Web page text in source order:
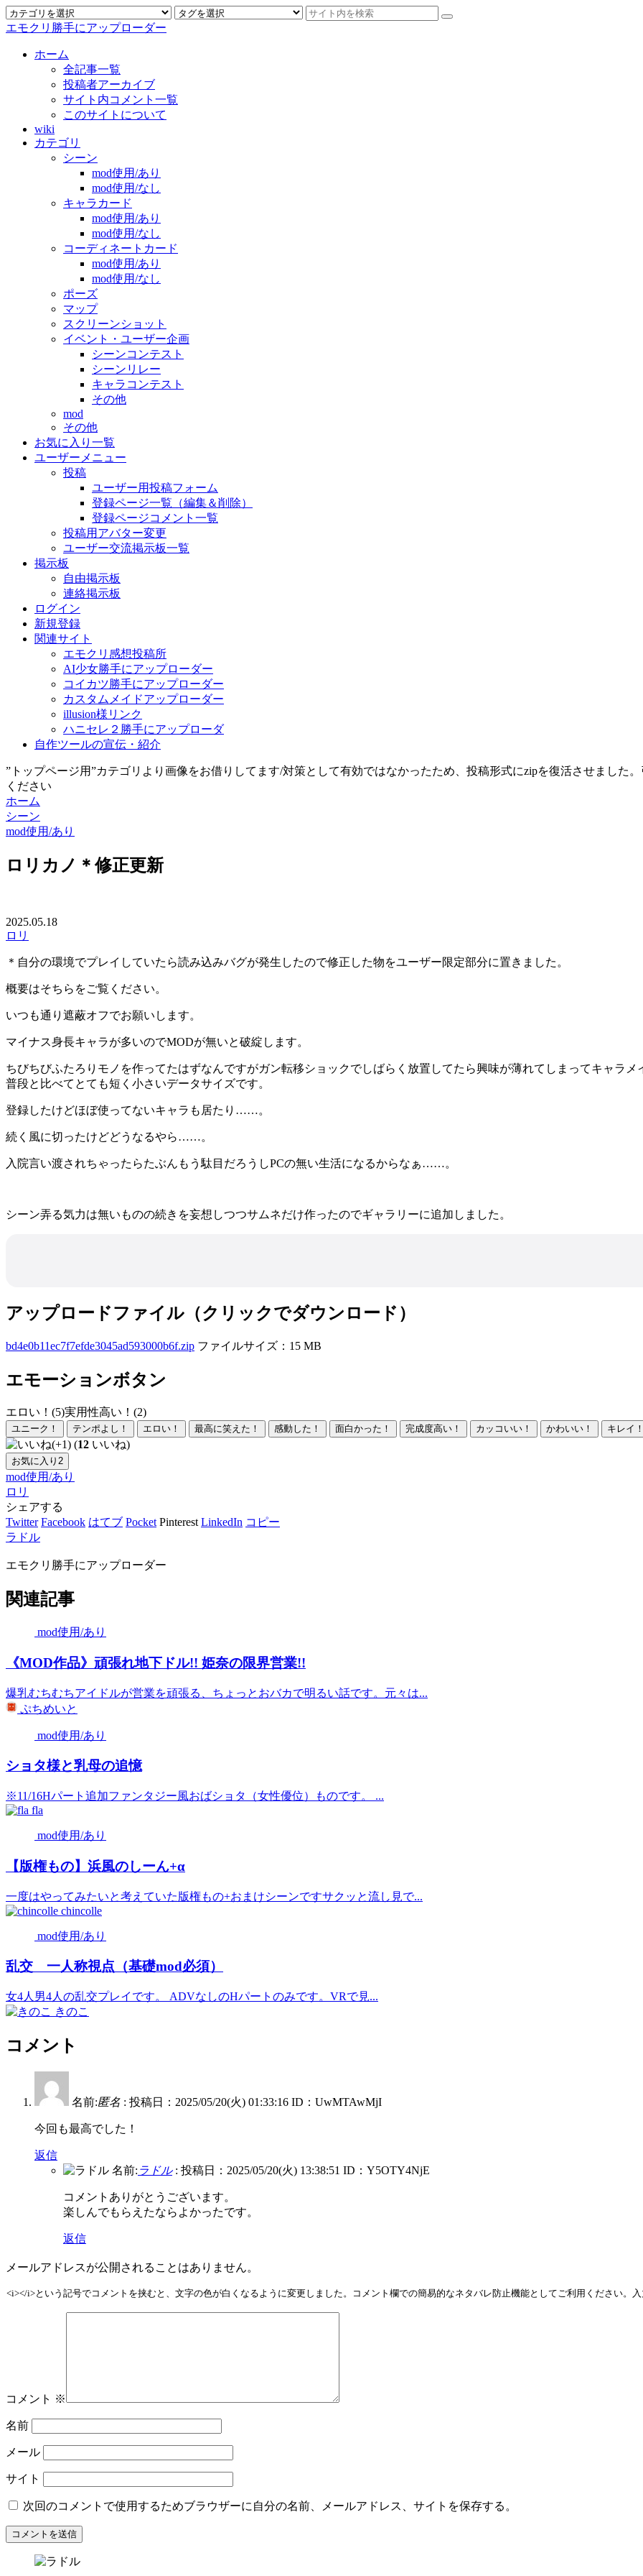
エモクリ勝手にアップローダー
ホーム
全記事一覧
投稿者アーカイブ
サイト内コメント一覧
このサイトについて
wiki
カテゴリ
シーン
mod使用/あり
mod使用/なし
キャラカード
mod使用/あり
mod使用/なし
コーディネートカード
mod使用/あり
mod使用/なし
ポーズ
マップ
スクリーンショット
イベント・ユーザー企画
シーンコンテスト
シーンリレー
キャラコンテスト
その他
mod
その他
お気に入り一覧
ユーザーメニュー
投稿
ユーザー用投稿フォーム
登録ページ一覧（編集＆削除）
登録ページコメント一覧
投稿用アバター変更
ユーザー交流掲示板一覧
掲示板
自由掲示板
連絡掲示板
ログイン
新規登録
関連サイト
エモクリ感想投稿所
AI少女勝手にアップローダー
コイカツ勝手にアップローダー
カスタムメイドアップローダー
illusion様リンク
ハニセレ２勝手にアップローダ
自作ツールの宣伝・紹介
”トップページ用”カテゴリより画像をお借りしてます/対策として有効ではなかったため、投稿形式にzipを復活させました
ください
ホーム
シーン
mod使用/あり
ロリカノ＊修正更新
2025.05.18
ロリ
＊自分の環境でプレイしていたら読み込みバグが発生したので修正した物をユーザー限定部分に置きました。
概要はそちらをご覧ください。
いつも通り遮蔽オフでお願いします。
マイナス身長キャラが多いのでMODが無いと破綻します。
ちびちびふたろりモノを作ってたはずなんですがガン転移ショックでしばらく放置してたら興味が薄れてしまってキャラ
普段と比べてとても短く小さいデータサイズです。
登録したけどほぼ使ってないキャラも居たり……。
続く風に切ったけどどうなるやら……。
入院言い渡されちゃったらたぶんもう駄目だろうしPCの無い生活になるからなぁ……。
シーン弄る気力は無いものの続きを妄想しつつサムネだけ作ったのでギャラリーに追加しました。
アップロードファイル（クリックでダウンロード）
bd4e0b11ec7f7efde3045ad593000b6f.zip ファイルサイズ：15 MB
エモーションボタン
エロい！(5)実用性高い！(2)
ユニーク！ テンポよし！ エロい！ 最高に笑えた！ 感動した！ 面白かった！ 完成度高い！ カッコいい！ かわいい！ キレイ！
(12 いいね)
お気に入り 2
mod使用/あり
ロリ
シェアする
Twitter Facebook はてブ Pocket Pinterest LinkedIn コピー
ラドル
エモクリ勝手にアップローダー
関連記事
mod使用/あり
《MOD作品》頑張れ地下ドル!! 姫奈の限界営業!!
爆乳むちむちアイドルが営業を頑張る、ちょっとおバカで明るい話です。元々は...
ぷちめいと
mod使用/あり
ショタ様と乳母の追憶
※11/16Hパート追加ファンタジー風おばショタ（女性優位）ものです。 ...
fla
mod使用/あり
【版権もの】浜風のしーん+α
一度はやってみたいと考えていた版権もの+おまけシーンですサクッと流し見で...
chincolle
mod使用/あり
乱交 一人称視点（基礎mod必須）
女4人男4人の乱交プレイです。 ADVなしのHパートのみです。VRで見...
きのこ
コメント
名前:匿名 : 投稿日：2025/05/20(火) 01:33:16 ID：UwMTAwMjI
今回も最高でした！
返信
名前: ラドル: 投稿日：2025/05/20(火) 13:38:51 ID：Y5OTY4NjE
コメントありがとうございます。
楽しんでもらえたならよかったです。
返信
メールアドレスが公開されることはありません。
<i></i>という記号でコメントを挟むと、文字の色が白くなるように変更しました。コメント欄での簡易的なネタバレ防止機能としてご利用ください。
コメント ※
名前
メール
サイト
次回のコメントで使用するためブラウザーに自分の名前、メールアドレス、サイトを保存する。